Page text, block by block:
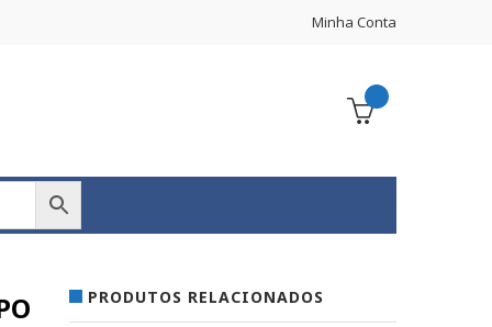
Minha Conta
PRODUTOS RELACIONADOS